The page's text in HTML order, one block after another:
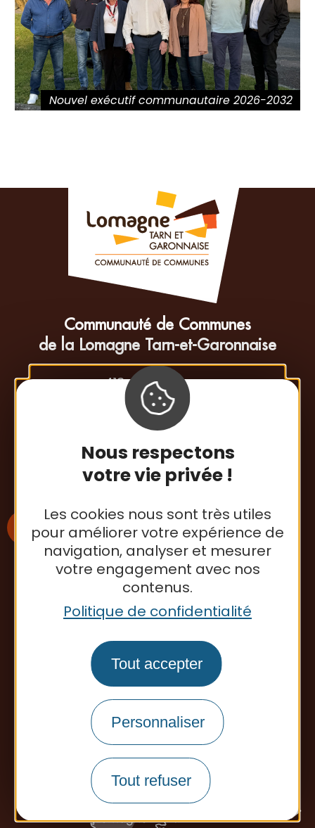
Nous respectons
votre vie privée !
Les cookies nous sont très utiles
pour améliorer votre expérience de
navigation, analyser et mesurer
votre engagement avec nos
contenus.
Politique de confidentialité
Tout accepter
Personnaliser
Tout refuser
Nouvel exécutif communautaire 2026-2032
Communauté de Communes
de la Lomagne Tarn-et-Garonnaise
413 rue Esparsac
82500 Beaumont-de-Lomagne
Tél. : 05 63 65 34 26
Contactez-nous
S'inscrire à la newsletter
Office de tourisme